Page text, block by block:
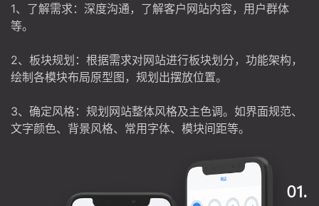
1、了解需求：深度沟通，了解客户网站内容，用户群体
等。
2、板块规划：根据需求对网站进行板块划分，功能架构，
绘制各模块布局原型图，规划出摆放位置。
3、确定风格：规划网站整体风格及主色调。如界面规范、
文字颜色、背景风格、常用字体、模块间距等。